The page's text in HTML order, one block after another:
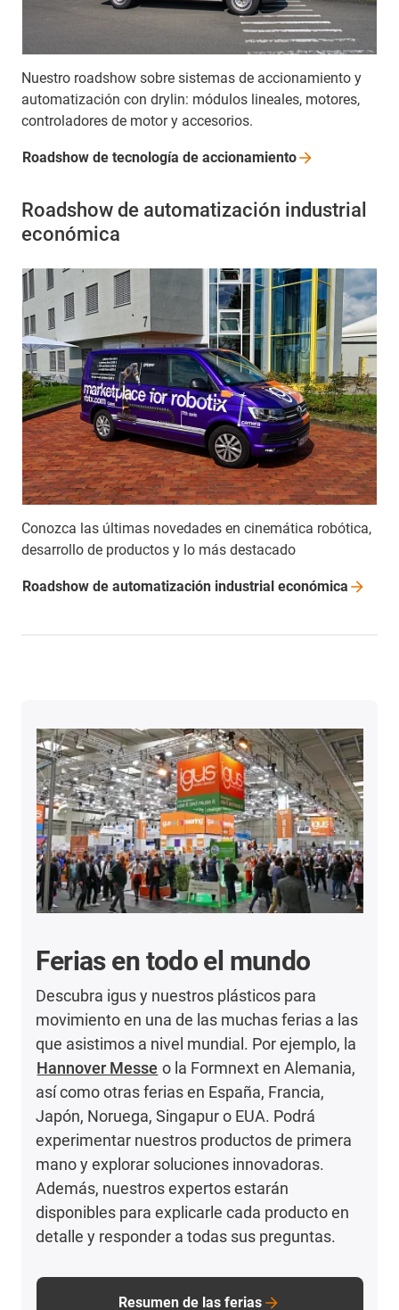
Nuestro roadshow sobre sistemas de accionamiento y
automatización con drylin: módulos lineales, motores,
controladores de motor y accesorios.
Roadshow de tecnología de accionamiento
Roadshow de automatización industrial
económica
Conozca las últimas novedades en cinemática robótica,
desarrollo de productos y lo más destacado
Roadshow de automatización industrial económica
Ferias en todo el mundo
Descubra igus y nuestros plásticos para
movimiento en una de las muchas ferias a las
que asistimos a nivel mundial. Por ejemplo, la
Hannover Messe o la Formnext en Alemania,
así como otras ferias en España, Francia,
Japón, Noruega, Singapur o EUA. Podrá
experimentar nuestros productos de primera
mano y explorar soluciones innovadoras.
Además, nuestros expertos estarán
disponibles para explicarle cada producto en
detalle y responder a todas sus preguntas.
Resumen de las ferias